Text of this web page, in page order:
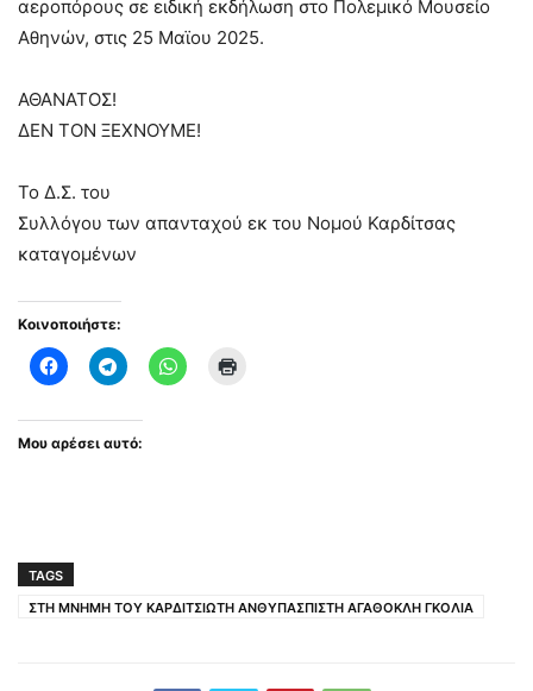
αεροπόρους σε ειδική εκδήλωση στο Πολεμικό Μουσείο
Αθηνών, στις 25 Μαϊου 2025.
ΑΘΑΝΑΤΟΣ!
ΔΕΝ ΤΟΝ ΞΕΧΝΟΥΜΕ!
Το Δ.Σ. του
Συλλόγου των απανταχού εκ του Νομού Καρδίτσας
καταγομένων
Κοινοποιήστε:
Μου αρέσει αυτό:
TAGS
ΣΤΗ ΜΝΗΜΗ ΤOY ΚΑΡΔΙΤΣΙΩΤΗ ΑΝΘΥΠΑΣΠΙΣΤΗ ΑΓΑΘΟΚΛΗ ΓΚΟΛΙΑ